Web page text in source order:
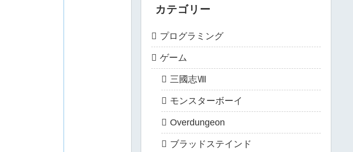
カテゴリー
プログラミング
ゲーム
三國志Ⅷ
モンスターボーイ
Overdungeon
ブラッドステインド